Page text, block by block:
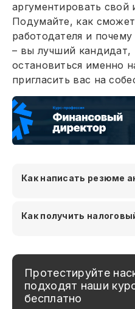
аргументировать свой
Подумайте, как
работодателя и
– вы лучший
остановиться именно
пригласить вас на
Как написать резюме
Как получить
Протестируйте
подходят наши
бесплатно